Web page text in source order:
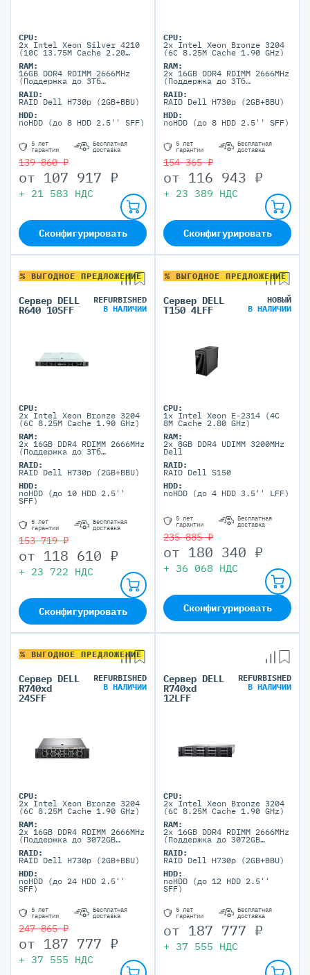
CPU:
2x Intel Xeon Silver 4210
(10C 13.75M Cache 2.20
RAM:
16GB DDR4 RDIMM 2666MHz
(Поддержка до 3Тб
портов)
RAID:
RAID Dell H730p (2GB+BBU)
HDD:
noHDD (до 8 HDD 2.5'' SFF)
5 лет
гарантии
Бесплатная
доставка
139 860 ₽
от 107 917 ₽
+ 21 583 НДС
Сконфигурировать
CPU:
2x Intel Xeon Bronze 3204
(6C 8.25M Cache 1.90 GHz)
RAM:
2x 16GB DDR4 RDIMM 2666MHz
(Поддержка до 3Тб
портов)
RAID:
RAID Dell H730p (2GB+BBU)
HDD:
noHDD (до 8 HDD 2.5'' SFF)
5 лет
гарантии
Бесплатная
доставка
154 365 ₽
от 116 943 ₽
+ 23 389 НДС
Сконфигурировать
% ВЫГОДНОЕ ПРЕДЛОЖЕНИЕ
Сервер DELL
R640 10SFF
REFURBISHED
В НАЛИЧИИ
CPU:
2x Intel Xeon Bronze 3204
(6C 8.25M Cache 1.90 GHz)
RAM:
2x 16GB DDR4 RDIMM 2666MHz
(Поддержка до 3Тб
портов)
RAID:
RAID Dell H730p (2GB+BBU)
HDD:
noHDD (до 10 HDD 2.5''
SFF)
5 лет
гарантии
Бесплатная
доставка
153 719 ₽
от 118 610 ₽
+ 23 722 НДС
Сконфигурировать
% ВЫГОДНОЕ ПРЕДЛОЖЕНИЕ
Сервер DELL
T150 4LFF
НОВЫЙ
В НАЛИЧИИ
CPU:
1x Intel Xeon E-2314 (4C
8M Cache 2.80 GHz)
RAM:
2x 8GB DDR4 UDIMM 3200MHz
Dell
RAID:
RAID Dell S150
HDD:
noHDD (до 4 HDD 3.5'' LFF)
5 лет
гарантии
Бесплатная
доставка
235 885 ₽
от 180 340 ₽
+ 36 068 НДС
Сконфигурировать
% ВЫГОДНОЕ ПРЕДЛОЖЕНИЕ
Сервер DELL
R740xd
24SFF
REFURBISHED
В НАЛИЧИИ
CPU:
2x Intel Xeon Bronze 3204
(6C 8.25M Cache 1.90 GHz)
RAM:
2x 16GB DDR4 RDIMM 2666MHz
(Поддержка до 3072GB
портов)
RAID:
RAID Dell H730p (2GB+BBU)
HDD:
noHDD (до 24 HDD 2.5''
SFF)
5 лет
гарантии
Бесплатная
доставка
247 865 ₽
от 187 777 ₽
+ 37 555 НДС
Сервер DELL
R740xd
12LFF
REFURBISHED
В НАЛИЧИИ
CPU:
2x Intel Xeon Bronze 3204
(6C 8.25M Cache 1.90 GHz)
RAM:
2x 16GB DDR4 RDIMM 2666MHz
(Поддержка до 3072GB
портов)
RAID:
RAID Dell H730p (2GB+BBU)
HDD:
noHDD (до 12 HDD 2.5''
SFF)
5 лет
гарантии
Бесплатная
доставка
от 187 777 ₽
+ 37 555 НДС